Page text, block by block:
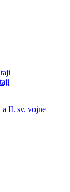
II. sv. vojne